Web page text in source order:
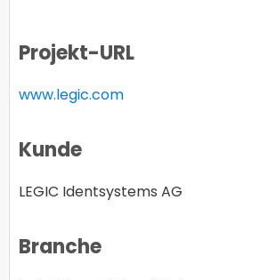
Projekt-URL
www.legic.com
Kunde
LEGIC Identsystems AG
Branche